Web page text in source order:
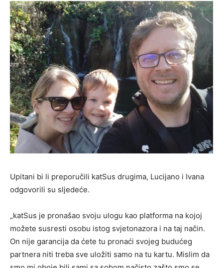
Upitani bi li preporučili katSus drugima, Lucijano i Ivana
odgovorili su sljedeće.
„katSus je pronašao svoju ulogu kao platforma na kojoj
možete susresti osobu istog svjetonazora i na taj način.
On nije garancija da ćete tu pronaći svojeg budućeg
partnera niti treba sve uložiti samo na tu kartu. Mislim da